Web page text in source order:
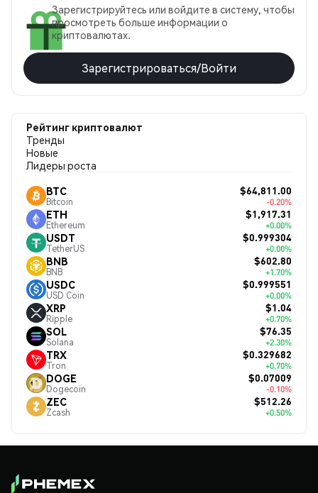
Зарегистрируйтесь или войдите в систему, чтобы
просмотреть больше информации о
криптовалютах.
Зарегистрироваться/Войти
Рейтинг криптовалют
Тренды
Новые
Лидеры роста
BTC
Bitcoin
$64,811.00
-0.20%
ETH
Ethereum
$1,917.31
+0.00%
USDT
TetherUS
$0.999304
+0.00%
BNB
BNB
$602.80
+1.70%
USDC
USD Coin
$0.999551
+0.00%
XRP
Ripple
$1.04
+0.70%
SOL
Solana
$76.35
+2.30%
TRX
Tron
$0.329682
+0.70%
DOGE
Dogecoin
$0.07009
-0.10%
ZEC
Zcash
$512.26
+0.50%